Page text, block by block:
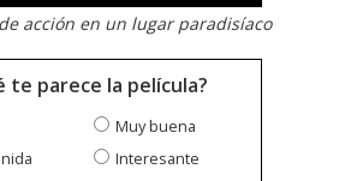
acción en un lugar paradisíaco
te parece la película?
Muy buena
Interesante